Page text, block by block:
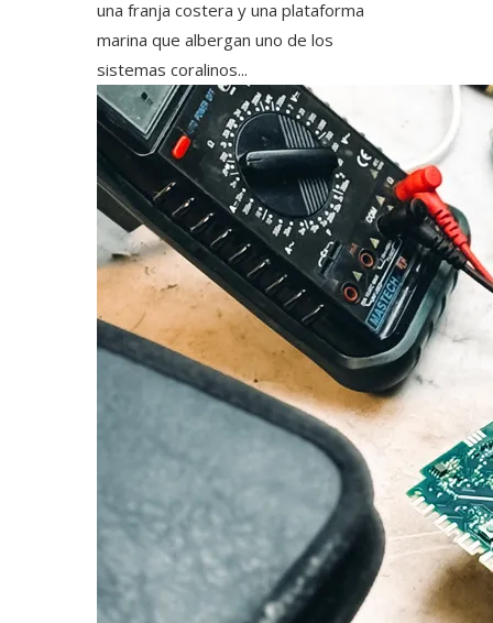
una franja costera y una plataforma
marina que albergan uno de los
sistemas coralinos...